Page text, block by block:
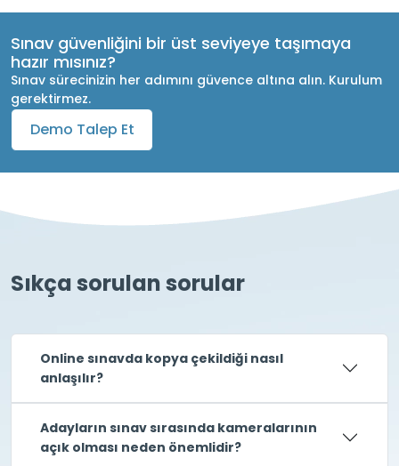
Sınav güvenliğini bir üst seviyeye taşımaya
hazır mısınız?
Sınav sürecinizin her adımını güvence altına alın. Kurulum
gerektirmez.
Demo Talep Et
Sıkça sorulan sorular
Online sınavda kopya çekildiği nasıl
anlaşılır?
Adayların sınav sırasında kameralarının
açık olması neden önemlidir?